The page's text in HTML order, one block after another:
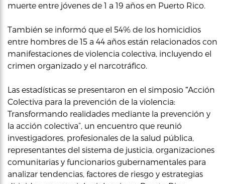
muerte entre jóvenes de 1 a 19 años en Puerto Rico.
También se informó que el 54% de los homicidios
entre hombres de 15 a 44 años están relacionados con
manifestaciones de violencia colectiva, incluyendo el
crimen organizado y el narcotráfico.
Las estadísticas se presentaron en el simposio “Acción
Colectiva para la prevención de la violencia:
Transformando realidades mediante la prevención y
la acción colectiva”, un encuentro que reunió
investigadores, profesionales de la salud pública,
representantes del sistema de justicia, organizaciones
comunitarias y funcionarios gubernamentales para
analizar tendencias, factores de riesgo y estrategias